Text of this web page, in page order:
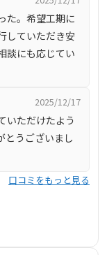
提案を心掛けて
た。希望工期に
していただき安
談にも応じてい
2025/12/17
いただけたよう
とうございまし
口コミをもっと見る